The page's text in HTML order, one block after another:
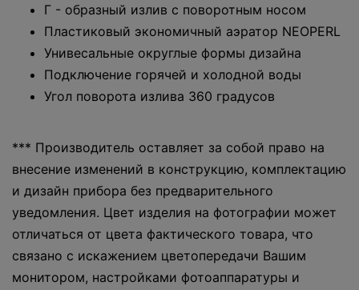
Г - образный излив с поворотным носом
Пластиковый экономичный аэратор NEOPERL
Унивесальные округлые формы дизайна
Подключение горячей и холодной воды
Угол поворота излива 360 градусов
*** Производитель оставляет за собой право на
внесение изменений в конструкцию, комплектацию
и дизайн прибора без предварительного
уведомления. Цвет изделия на фотографии может
отличаться от цвета фактического товара, что
связано с искажением цветопередачи Вашим
монитором, настройками фотоаппаратуры и